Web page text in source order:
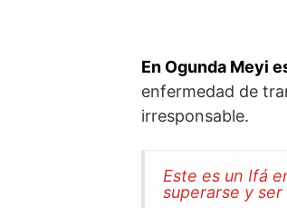
En Ogunda Meyi
enfermedad de
irresponsable.
Este es un Ifá
superarse y ser